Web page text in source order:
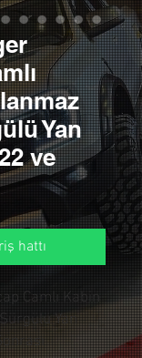
Yan
ve
hattı
Camlı Kabin
Yan